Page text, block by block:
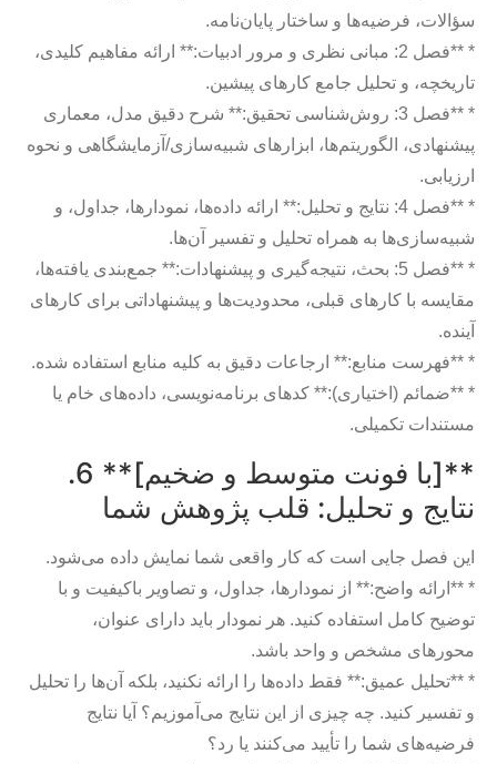
سؤالات، فرضیه‌ها و ساختار پایان‌نامه.
* **فصل 2: مبانی نظری و مرور ادبیات:** ارائه مفاهیم کلیدی،
تاریخچه، و تحلیل جامع کارهای پیشین.
* **فصل 3: روش‌شناسی تحقیق:** شرح دقیق مدل، معماری
پیشنهادی، الگوریتم‌ها، ابزارهای شبیه‌سازی/آزمایشگاهی و نحوه
ارزیابی.
* **فصل 4: نتایج و تحلیل:** ارائه داده‌ها، نمودارها، جداول، و
شبیه‌سازی‌ها به همراه تحلیل و تفسیر آن‌ها.
* **فصل 5: بحث، نتیجه‌گیری و پیشنهادات:** جمع‌بندی یافته‌ها،
مقایسه با کارهای قبلی، محدودیت‌ها و پیشنهاداتی برای کارهای
آینده.
* **فهرست منابع:** ارجاعات دقیق به کلیه منابع استفاده شده.
* **ضمائم (اختیاری):** کدهای برنامه‌نویسی، داده‌های خام یا
مستندات تکمیلی.
**[با فونت متوسط و ضخیم]** 6.
نتایج و تحلیل: قلب پژوهش شما
این فصل جایی است که کار واقعی شما نمایش داده می‌شود.
* **ارائه واضح:** از نمودارها، جداول، و تصاویر باکیفیت و با
توضیح کامل استفاده کنید. هر نمودار باید دارای عنوان،
محورهای مشخص و واحد باشد.
* **تحلیل عمیق:** فقط داده‌ها را ارائه نکنید، بلکه آن‌ها را تحلیل
و تفسیر کنید. چه چیزی از این نتایج می‌آموزیم؟ آیا نتایج
فرضیه‌های شما را تأیید می‌کنند یا رد؟